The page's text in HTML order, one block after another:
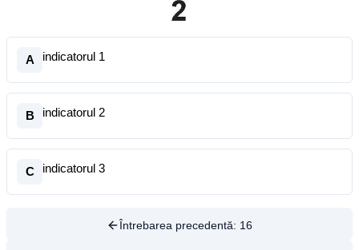
A indicatorul 1
B indicatorul 2
C indicatorul 3
Întrebarea precedentă: 16